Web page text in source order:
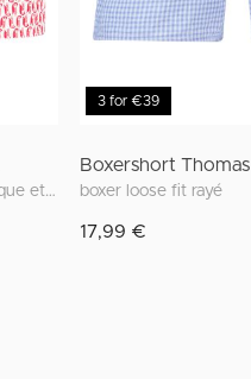
Caleçon large avec ceinture élastique et imprimés uniques inspirés d'Utrecht.
3 for €39
Boxershort Thomas
boxer loose fit rayé
17,99 €